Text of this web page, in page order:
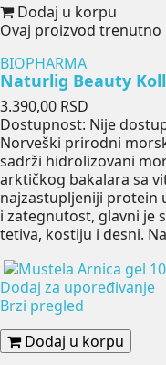
Dodaj u korpu
Ovaj proizvod trenutno
BIOPHARMA
Naturlig Beauty
Cena
3.390,00 RSD
Dostupnost: Nije
Norveški prirodni
sadrži hidrolizovani
arktičkog bakalara sa
najzastupljeniji protein
i zategnutost, glavni je
tetiva, kostiju i desni.
Dodaj za upoređivanje
Brzi pregled
Dodaj u korpu